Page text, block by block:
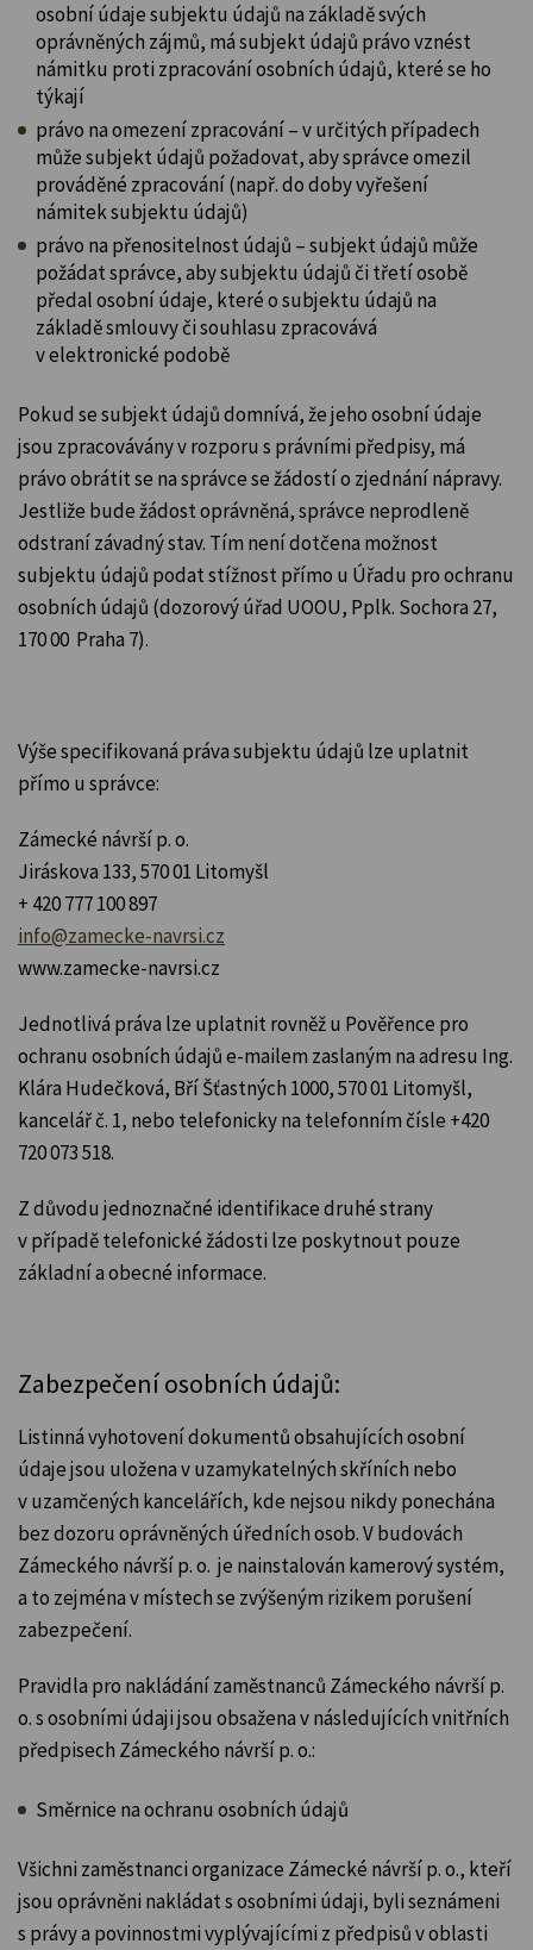
osobní údaje subjektu údajů na základě svých
oprávněných zájmů, má subjekt údajů právo vznést
námitku proti zpracování osobních údajů, které se ho
týkají
právo na omezení zpracování – v určitých případech
může subjekt údajů požadovat, aby správce omezil
prováděné zpracování (např. do doby vyřešení
námitek subjektu údajů)
právo na přenositelnost údajů – subjekt údajů může
požádat správce, aby subjektu údajů či třetí osobě
předal osobní údaje, které o subjektu údajů na
základě smlouvy či souhlasu zpracovává
v elektronické podobě
Pokud se subjekt údajů domnívá, že jeho osobní údaje
jsou zpracovávány v rozporu s právními předpisy, má
právo obrátit se na správce se žádostí o zjednání nápravy.
Jestliže bude žádost oprávněná, správce neprodleně
odstraní závadný stav. Tím není dotčena možnost
subjektu údajů podat stížnost přímo u Úřadu pro ochranu
osobních údajů (dozorový úřad UOOU, Pplk. Sochora 27,
170 00 Praha 7).
Výše specifikovaná práva subjektu údajů lze uplatnit
přímo u správce:
Zámecké návrší p. o.
Jiráskova 133, 570 01 Litomyšl
+ 420 777 100 897
info@zamecke-navrsi.cz
www.zamecke-navrsi.cz
Jednotlivá práva lze uplatnit rovněž u Pověřence pro
ochranu osobních údajů e-mailem zaslaným na adresu Ing.
Klára Hudečková, Bří Šťastných 1000, 570 01 Litomyšl,
kancelář č. 1, nebo telefonicky na telefonním čísle +420
720 073 518.
Z důvodu jednoznačné identifikace druhé strany
v případě telefonické žádosti lze poskytnout pouze
základní a obecné informace.
Zabezpečení osobních údajů:
Listinná vyhotovení dokumentů obsahujících osobní
údaje jsou uložena v uzamykatelných skříních nebo
v uzamčených kancelářích, kde nejsou nikdy ponechána
bez dozoru oprávněných úředních osob. V budovách
Zámeckého návrší p. o. je nainstalován kamerový systém,
a to zejména v místech se zvýšeným rizikem porušení
zabezpečení.
Pravidla pro nakládání zaměstnanců Zámeckého návrší p.
o. s osobními údaji jsou obsažena v následujících vnitřních
předpisech Zámeckého návrší p. o.:
Směrnice na ochranu osobních údajů
Všichni zaměstnanci organizace Zámecké návrší p. o., kteří
jsou oprávněni nakládat s osobními údaji, byli seznámeni
s právy a povinnostmi vyplývajícími z předpisů v oblasti